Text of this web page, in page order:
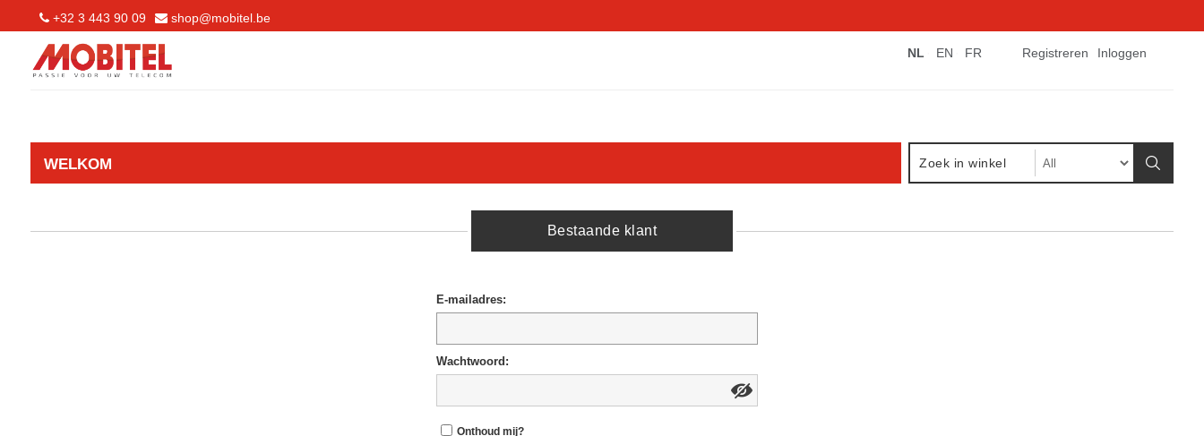
+32 3 443 90 09 shop@mobitel.be
Registreren Inloggen
NL EN FR
WELKOM
Bestaande klant
E-mailadres:
Wachtwoord:
Onthoud mij?